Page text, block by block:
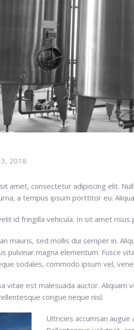
2018
amet, consectetur adipiscing elit.
a tempus ipsum porttitor eu.
id fringilla vehicula. In sit amet
mauris, sed mollis dui semper in.
pulvinar magna elementum. Fusce
sodales, commodo ipsum vel,
vitae est malesuada auctor. Aliquam
congue neque nisl.
Ultricies accumsan